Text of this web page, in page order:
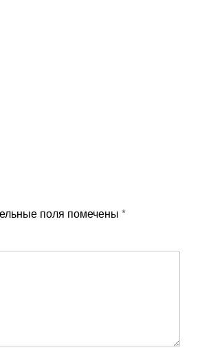
поля помечены *